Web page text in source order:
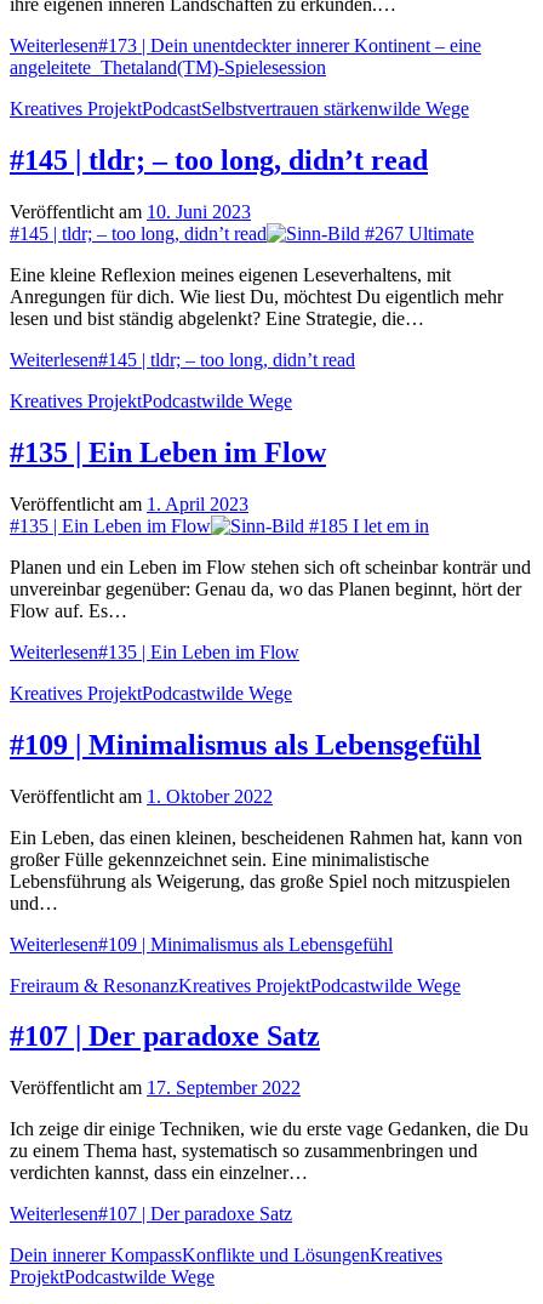
ihre eigenen inneren Landschaften zu erkunden.…
Weiterlesen#173 | Dein unentdeckter innerer Kontinent – eine
angeleitete Thetaland(TM)-Spielesession
Kreatives ProjektPodcastSelbstvertrauen stärkenwilde Wege
#145 | tldr; – too long, didn’t read
Veröffentlicht am 10. Juni 2023
#145 | tldr; – too long, didn’t read
Eine kleine Reflexion meines eigenen Leseverhaltens, mit
Anregungen für dich. Wie liest Du, möchtest Du eigentlich mehr
lesen und bist ständig abgelenkt? Eine Strategie, die…
Weiterlesen#145 | tldr; – too long, didn’t read
Kreatives ProjektPodcastwilde Wege
#135 | Ein Leben im Flow
Veröffentlicht am 1. April 2023
#135 | Ein Leben im Flow
Planen und ein Leben im Flow stehen sich oft scheinbar konträr und
unvereinbar gegenüber: Genau da, wo das Planen beginnt, hört der
Flow auf. Es…
Weiterlesen#135 | Ein Leben im Flow
Kreatives ProjektPodcastwilde Wege
#109 | Minimalismus als Lebensgefühl
Veröffentlicht am 1. Oktober 2022
Ein Leben, das einen kleinen, bescheidenen Rahmen hat, kann von
großer Fülle gekennzeichnet sein. Eine minimalistische
Lebensführung als Weigerung, das große Spiel noch mitzuspielen
und…
Weiterlesen#109 | Minimalismus als Lebensgefühl
Freiraum & ResonanzKreatives ProjektPodcastwilde Wege
#107 | Der paradoxe Satz
Veröffentlicht am 17. September 2022
Ich zeige dir einige Techniken, wie du erste vage Gedanken, die Du
zu einem Thema hast, systematisch so zusammenbringen und
verdichten kannst, dass ein einzelner…
Weiterlesen#107 | Der paradoxe Satz
Dein innerer KompassKonflikte und LösungenKreatives
ProjektPodcastwilde Wege